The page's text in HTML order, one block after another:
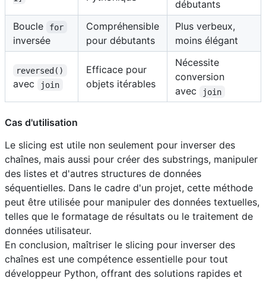
débutants
Boucle
for
inversée
Compréhensible
pour débutants
Plus verbeux,
moins élégant
reversed()
avec join
Efficace pour
objets itérables
Nécessite
conversion
avec
join
Cas d'utilisation
Le slicing est utile non seulement pour inverser des
chaînes, mais aussi pour créer des substrings, manipuler
des listes et d'autres structures de données
séquentielles. Dans le cadre d'un projet, cette méthode
peut être utilisée pour manipuler des données textuelles,
telles que le formatage de résultats ou le traitement de
données utilisateur.
En conclusion, maîtriser le slicing pour inverser des
chaînes est une compétence essentielle pour tout
développeur Python, offrant des solutions rapides et